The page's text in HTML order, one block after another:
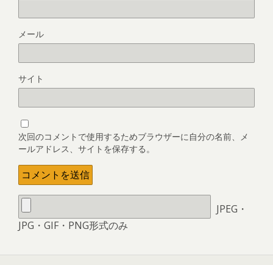
メール
サイト
次回のコメントで使用するためブラウザーに自分の名前、メ
ールアドレス、サイトを保存する。
JPEG・
JPG・GIF・PNG形式のみ